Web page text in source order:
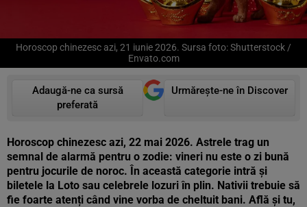
Horoscop chinezesc azi, 21 iunie 2026. Sursa foto: Shutterstock /
Envato.com
Adaugă-ne ca sursă
preferată
Urmărește-ne în Discover
Horoscop chinezesc azi, 22 mai 2026. Astrele trag un
semnal de alarmă pentru o zodie: vineri nu este o zi bună
pentru jocurile de noroc. În această categorie intră și
biletele la Loto sau celebrele lozuri în plin. Nativii trebuie să
fie foarte atenți când vine vorba de cheltuit bani. Află și tu,